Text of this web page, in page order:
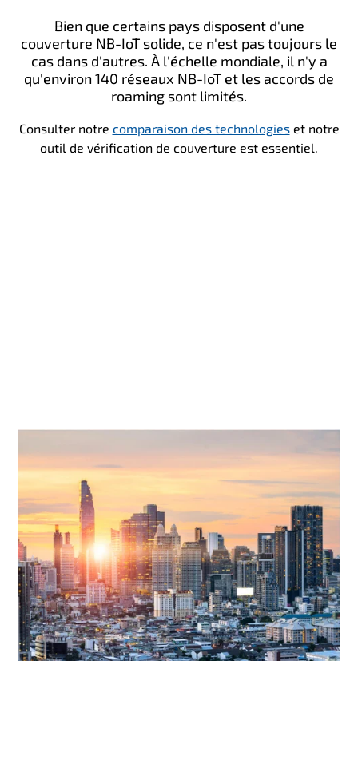
Bien que certains pays disposent d'une
couverture NB-IoT solide, ce n'est pas toujours le
cas dans d'autres. À l'échelle mondiale, il n'y a
qu'environ 140 réseaux NB-IoT et les accords de
roaming sont limités.
Consulter notre comparaison des technologieset notre
outil de vérification de couverture est essentiel.